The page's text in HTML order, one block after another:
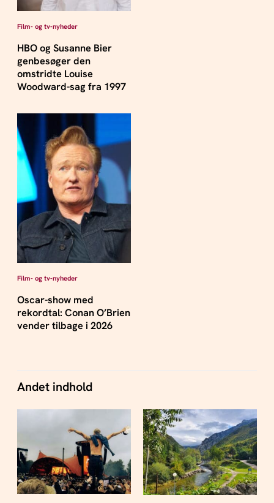
Film- og tv-nyheder
HBO og Susanne Bier
genbesøger den
omstridte Louise
Woodward-sag fra 1997
Film- og tv-nyheder
Oscar-show med
rekordtal: Conan O’Brien
vender tilbage i 2026
Andet indhold